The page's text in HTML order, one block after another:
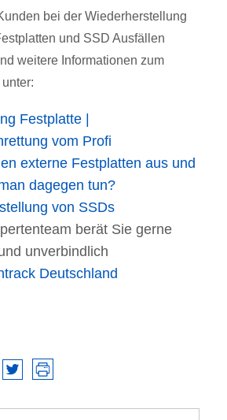
bei der Wiederherstellung
und SSD Ausfällen
weitere Informationen zum
Festplatte |
vom Profi
externe Festplatten aus und
dagegen tun?
von SSDs
berät Sie gerne
unverbindlich
Deutschland